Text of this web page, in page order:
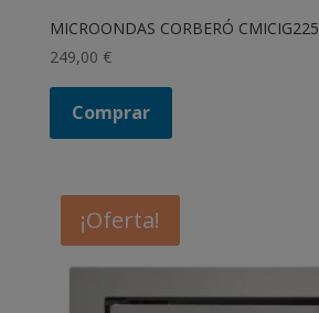
MICROONDAS CORBERÓ CMICIG225
249,00 €
Comprar
¡Oferta!